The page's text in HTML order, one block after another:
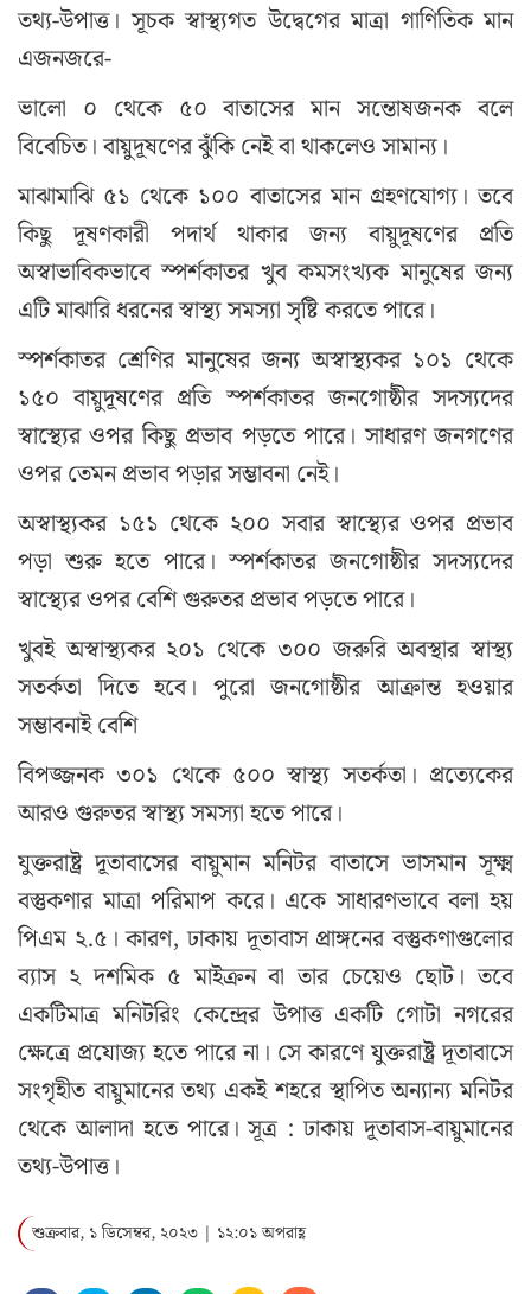
তথ্য-উপাত্ত। সূচক স্বাস্থ্যগত উদ্বেগের মাত্রা গাণিতিক মান
এজনজরে-
ভালো ০ থেকে ৫০ বাতাসের মান সন্তোষজনক বলে
বিবেচিত। বায়ুদূষণের ঝুঁকি নেই বা থাকলেও সামান্য।
মাঝামাঝি ৫১ থেকে ১০০ বাতাসের মান গ্রহণযোগ্য। তবে
কিছু দূষণকারী পদার্থ থাকার জন্য বায়ুদূষণের প্রতি
অস্বাভাবিকভাবে স্পর্শকাতর খুব কমসংখ্যক মানুষের জন্য
এটি মাঝারি ধরনের স্বাস্থ্য সমস্যা সৃষ্টি করতে পারে।
স্পর্শকাতর শ্রেণির মানুষের জন্য অস্বাস্থ্যকর ১০১ থেকে
১৫০ বায়ুদূষণের প্রতি স্পর্শকাতর জনগোষ্ঠীর সদস্যদের
স্বাস্থ্যের ওপর কিছু প্রভাব পড়তে পারে। সাধারণ জনগণের
ওপর তেমন প্রভাব পড়ার সম্ভাবনা নেই।
অস্বাস্থ্যকর ১৫১ থেকে ২০০ সবার স্বাস্থ্যের ওপর প্রভাব
পড়া শুরু হতে পারে। স্পর্শকাতর জনগোষ্ঠীর সদস্যদের
স্বাস্থ্যের ওপর বেশি গুরুতর প্রভাব পড়তে পারে।
খুবই অস্বাস্থ্যকর ২০১ থেকে ৩০০ জরুরি অবস্থার স্বাস্থ্য
সতর্কতা দিতে হবে। পুরো জনগোষ্ঠীর আক্রান্ত হওয়ার
সম্ভাবনাই বেশি
বিপজ্জনক ৩০১ থেকে ৫০০ স্বাস্থ্য সতর্কতা। প্রত্যেকের
আরও গুরুতর স্বাস্থ্য সমস্যা হতে পারে।
যুক্তরাষ্ট্র দূতাবাসের বায়ুমান মনিটর বাতাসে ভাসমান সূক্ষ্ম
বস্তুকণার মাত্রা পরিমাপ করে। একে সাধারণভাবে বলা হয়
পিএম ২.৫। কারণ, ঢাকায় দূতাবাস প্রাঙ্গনের বস্তুকণাগুলোর
ব্যাস ২ দশমিক ৫ মাইক্রন বা তার চেয়েও ছোট। তবে
একটিমাত্র মনিটরিং কেন্দ্রের উপাত্ত একটি গোটা নগরের
ক্ষেত্রে প্রযোজ্য হতে পারে না। সে কারণে যুক্তরাষ্ট্র দূতাবাসে
সংগৃহীত বায়ুমানের তথ্য একই শহরে স্থাপিত অন্যান্য মনিটর
থেকে আলাদা হতে পারে। সূত্র : ঢাকায় দূতাবাস-বায়ুমানের
তথ্য-উপাত্ত।
শুক্রবার, ১ ডিসেম্বর, ২০২৩ | ১২:০১ অপরাহ্ণ